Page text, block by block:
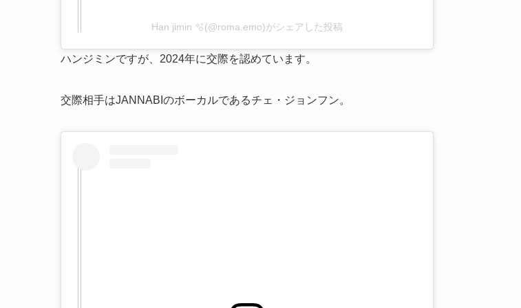
Han jimin 🫧(@roma.emo)がシェアした投稿
ハンジミンですが、2024年に交際を認めています。
交際相手はJANNABIのボーカルであるチェ・ジョンフン。